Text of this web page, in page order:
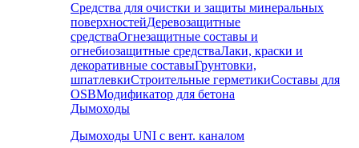
Средства для очистки и защиты минеральных
поверхностейДеревозащитные
средстваОгнезащитные составы и
огнебиозащитные средстваЛаки, краски и
декоративные составыГрунтовки,
шпатлевкиСтроительные герметикиСоставы для
OSBМодификатор для бетона
Дымоходы
Дымоходы UNI с вент. каналом